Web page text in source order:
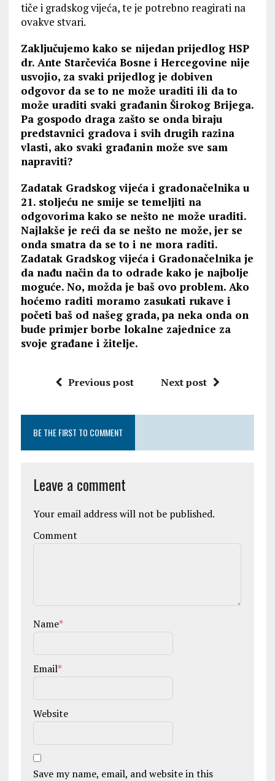
tiče i gradskog vijeća, te je potrebno reagirati na
ovakve stvari.
Zaključujemo kako se nijedan prijedlog HSP
dr. Ante Starčevića Bosne i Hercegovine nije
usvojio, za svaki prijedlog je dobiven
odgovor da se to ne može uraditi ili da to
može uraditi svaki građanin Širokog Brijega.
Pa gospodo draga zašto se onda biraju
predstavnici gradova i svih drugih razina
vlasti, ako svaki građanin može sve sam
napraviti?
Zadatak Gradskog vijeća i gradonačelnika u
21. stoljeću ne smije se temeljiti na
odgovorima kako se nešto ne može uraditi.
Najlakše je reći da se nešto ne može, jer se
onda smatra da se to i ne mora raditi.
Zadatak Gradskog vijeća i Gradonačelnika je
da nađu način da to odrade kako je najbolje
moguće. No, možda je baš ovo problem. Ako
hoćemo raditi moramo zasukati rukave i
početi baš od našeg grada, pa neka onda on
bude primjer borbe lokalne zajednice za
svoje građane i žitelje.
Previous post Next post
BE THE FIRST TO COMMENT
Leave a comment
Your email address will not be published.
Comment
Name*
Email*
Website
Save my name, email, and website in this